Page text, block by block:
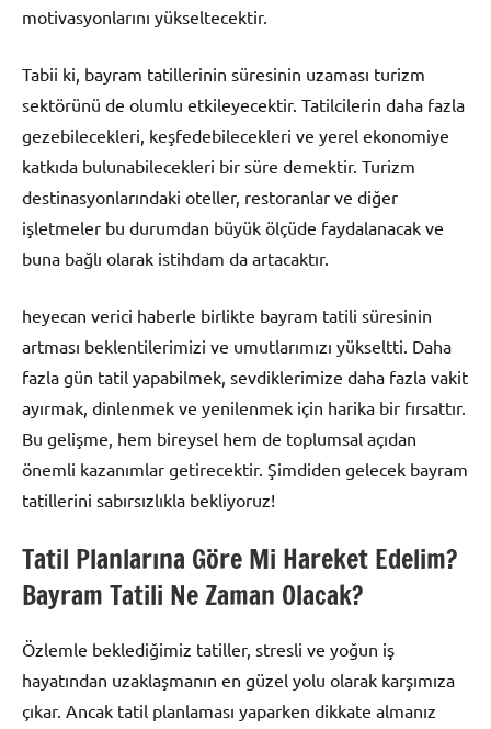
motivasyonlarını yükseltecektir.
Tabii ki, bayram tatillerinin süresinin uzaması turizm
sektörünü de olumlu etkileyecektir. Tatilcilerin daha fazla
gezebilecekleri, keşfedebilecekleri ve yerel ekonomiye
katkıda bulunabilecekleri bir süre demektir. Turizm
destinasyonlarındaki oteller, restoranlar ve diğer
işletmeler bu durumdan büyük ölçüde faydalanacak ve
buna bağlı olarak istihdam da artacaktır.
heyecan verici haberle birlikte bayram tatili süresinin
artması beklentilerimizi ve umutlarımızı yükseltti. Daha
fazla gün tatil yapabilmek, sevdiklerimize daha fazla vakit
ayırmak, dinlenmek ve yenilenmek için harika bir fırsattır.
Bu gelişme, hem bireysel hem de toplumsal açıdan
önemli kazanımlar getirecektir. Şimdiden gelecek bayram
tatillerini sabırsızlıkla bekliyoruz!
Tatil Planlarına Göre Mi Hareket Edelim?
Bayram Tatili Ne Zaman Olacak?
Özlemle beklediğimiz tatiller, stresli ve yoğun iş
hayatından uzaklaşmanın en güzel yolu olarak karşımıza
çıkar. Ancak tatil planlaması yaparken dikkate almanız